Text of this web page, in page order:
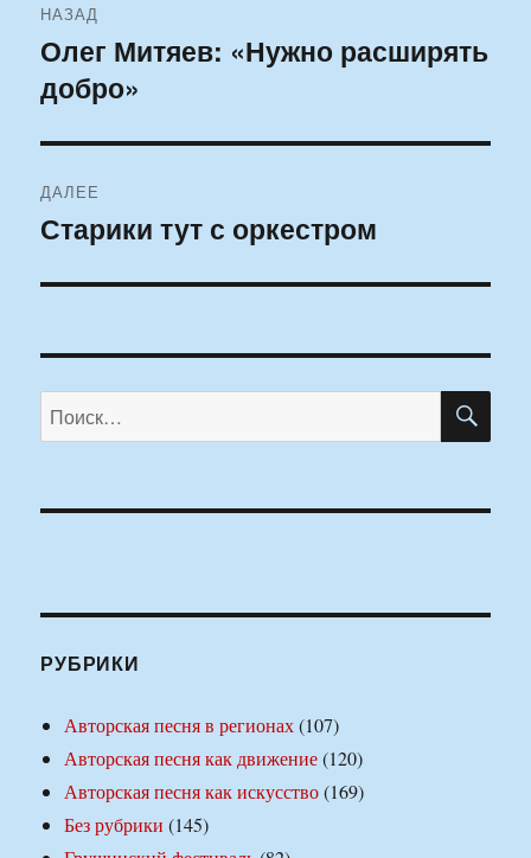
по
записям
НАЗАД
Предыдущая
запись:
Олег Митяев: «Нужно расширять
добро»
ДАЛЕЕ
Следующая
Старики тут с оркестром
Искать:
РУБРИКИ
Авторская песня в регионах(107)
Авторская песня как движение(120)
Авторская песня как искусство(169)
Без рубрики (145)